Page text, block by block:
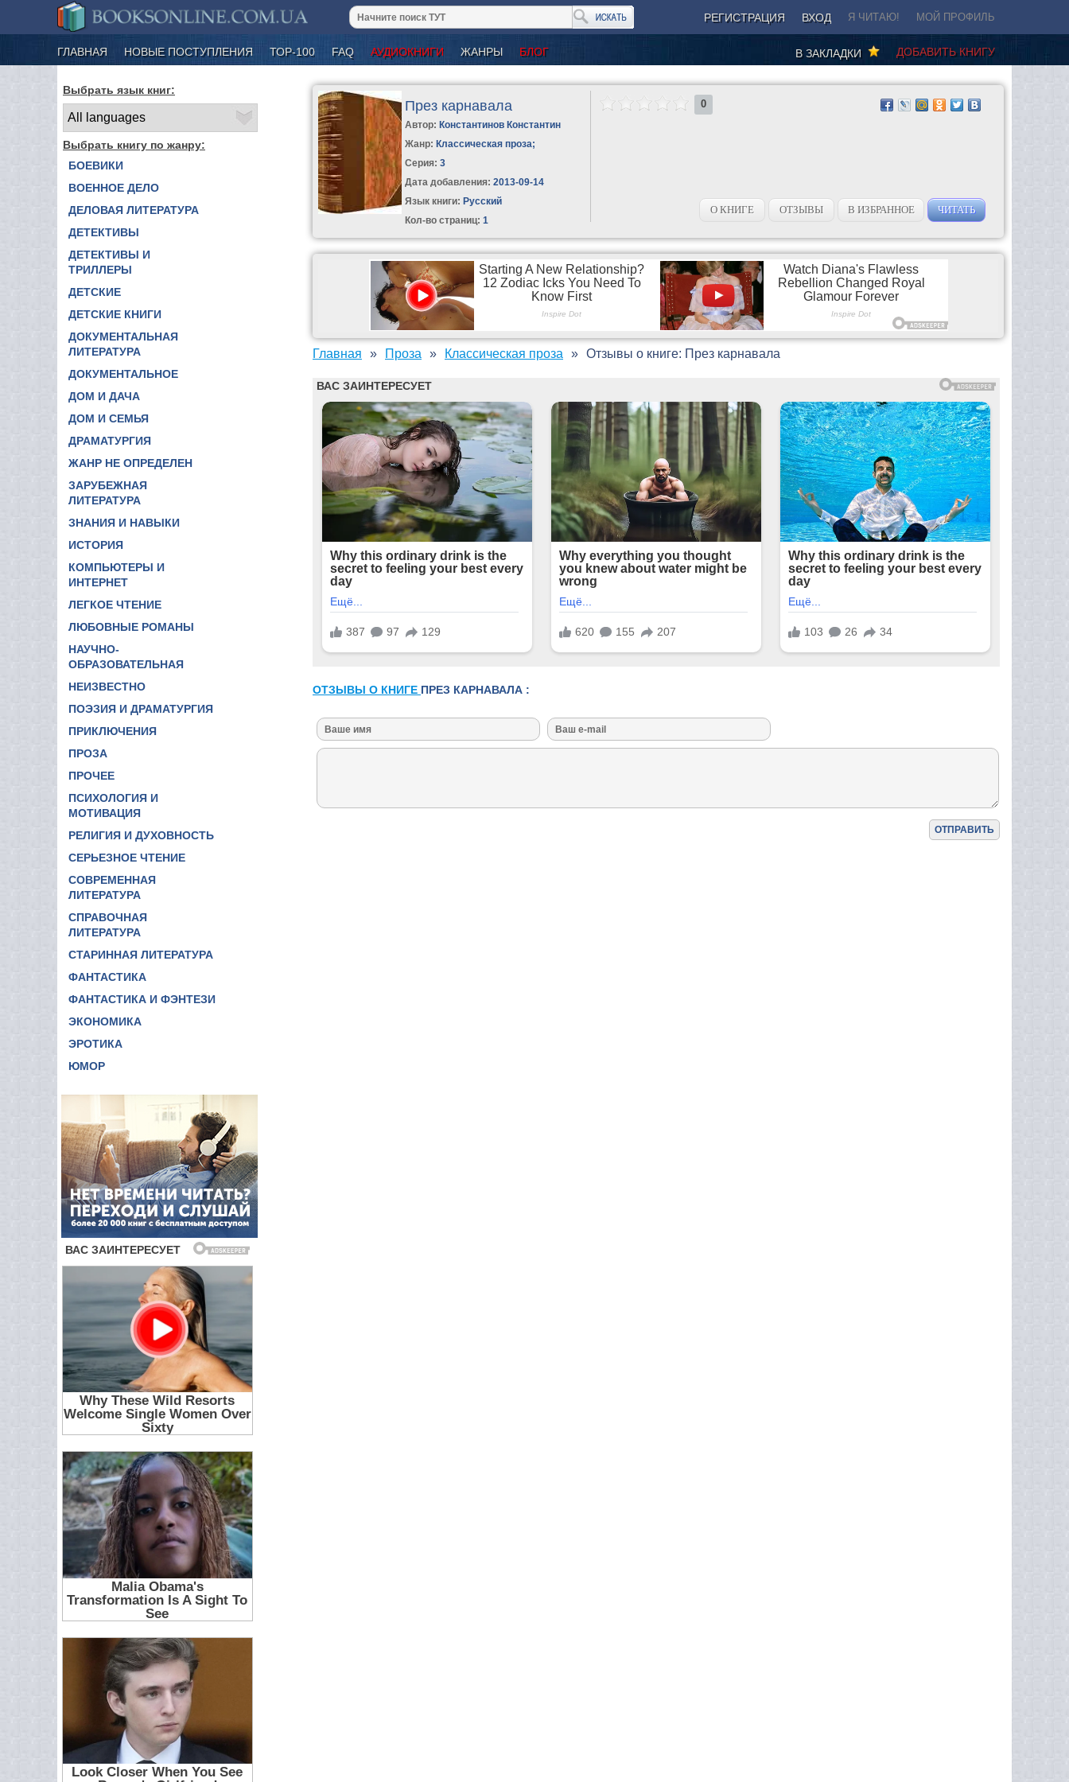
РЕГИСТРАЦИЯ ВХОД Я ЧИТАЮ! МОЙ ПРОФИЛЬ
ГЛАВНАЯ НОВЫЕ ПОСТУПЛЕНИЯ ТОР-100 FAQ АУДИОКНИГИ ЖАНРЫ БЛОГ ДОБАВИТЬ КНИГУ
В ЗАКЛАДКИ
Выбрать язык книг:
Выбрать книгу по жанру:
БОЕВИКИ
ВОЕННОЕ ДЕЛО
ДЕЛОВАЯ ЛИТЕРАТУРА
ДЕТЕКТИВЫ
ДЕТЕКТИВЫ И
ТРИЛЛЕРЫ
ДЕТСКИЕ
ДЕТСКИЕ КНИГИ
ДОКУМЕНТАЛЬНАЯ
ЛИТЕРАТУРА
ДОКУМЕНТАЛЬНОЕ
ДОМ И ДАЧА
ДОМ И СЕМЬЯ
ДРАМАТУРГИЯ
ЖАНР НЕ ОПРЕДЕЛЕН
ЗАРУБЕЖНАЯ
ЛИТЕРАТУРА
ЗНАНИЯ И НАВЫКИ
ИСТОРИЯ
КОМПЬЮТЕРЫ И
ИНТЕРНЕТ
ЛЕГКОЕ ЧТЕНИЕ
ЛЮБОВНЫЕ РОМАНЫ
НАУЧНО-
ОБРАЗОВАТЕЛЬНАЯ
НЕИЗВЕСТНО
ПОЭЗИЯ И ДРАМАТУРГИЯ
ПРИКЛЮЧЕНИЯ
ПРОЗА
ПРОЧЕЕ
ПСИХОЛОГИЯ И
МОТИВАЦИЯ
РЕЛИГИЯ И ДУХОВНОСТЬ
СЕРЬЕЗНОЕ ЧТЕНИЕ
СОВРЕМЕННАЯ
ЛИТЕРАТУРА
СПРАВОЧНАЯ
ЛИТЕРАТУРА
СТАРИННАЯ ЛИТЕРАТУРА
ФАНТАСТИКА
ФАНТАСТИКА И ФЭНТЕЗИ
ЭКОНОМИКА
ЭРОТИКА
ЮМОР
През карнавала
Автор: Константинов Константин
Жанр: Классическая проза;
Серия:3
Дата добавления: 2013-09-14
Язык книги: Русский
Кол-во страниц: 1
0
О КНИГЕ ОТЗЫВЫ В ИЗБРАННОЕ ЧИТАТЬ
Главная Проза Классическая проза Отзывы о книге: През карнавала
ОТЗЫВЫ О КНИГЕ ПРЕЗ КАРНАВАЛА :